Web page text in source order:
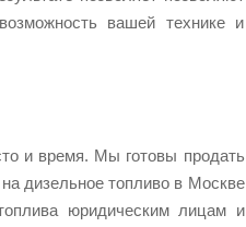
вашей технике и
и время. Мы готовы продать
дизельное топливо в Москве
юридическим лицам и